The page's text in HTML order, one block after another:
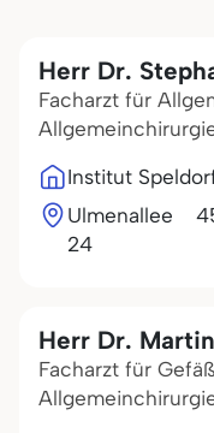
Herr Dr.
Facharzt für
Institut
Ulmenallee
24
Herr Dr.
Facharzt für